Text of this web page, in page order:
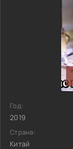
Год:
2019
Страна:
Китай